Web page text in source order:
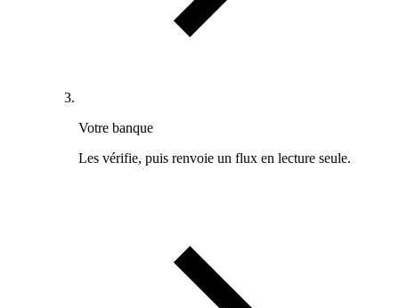
Votre banque
Les vérifie, puis renvoie un flux en lecture seule.